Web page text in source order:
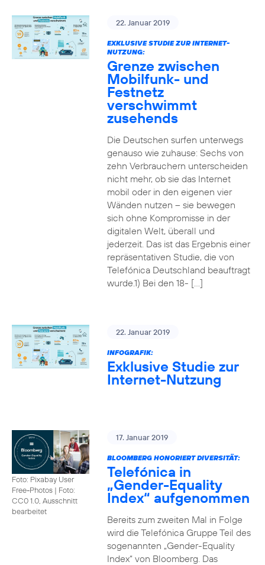
22. Januar 2019
EXKLUSIVE STUDIE ZUR INTERNET-
NUTZUNG:
Grenze zwischen
Mobilfunk- und
Festnetz
verschwimmt
zusehends
Die Deutschen surfen unterwegs
genauso wie zuhause: Sechs von
zehn Verbrauchern unterscheiden
nicht mehr, ob sie das Internet
mobil oder in den eigenen vier
Wänden nutzen – sie bewegen
sich ohne Kompromisse in der
digitalen Welt, überall und
jederzeit. Das ist das Ergebnis einer
repräsentativen Studie, die von
Telefónica Deutschland beauftragt
wurde.1) Bei den 18- […]
22. Januar 2019
INFOGRAFIK:
Exklusive Studie zur
Internet-Nutzung
Foto: Pixabay User
Free-Photos | Foto:
CC0 1.0, Ausschnitt
bearbeitet
17. Januar 2019
BLOOMBERG HONORIERT DIVERSITÄT:
Telefónica in
„Gender-Equality
Index“ aufgenommen
Bereits zum zweiten Mal in Folge
wird die Telefónica Gruppe Teil des
sogenannten „Gender-Equality
Index“ von Bloomberg. Das